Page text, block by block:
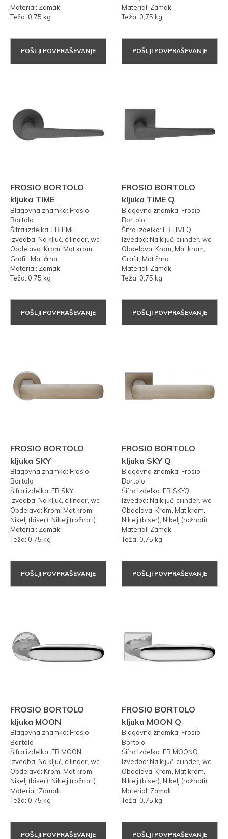
Material: Zamak
Teža: 0,75 kg
POŠLJI POVPRAŠEVANJE
Material: Zamak
Teža: 0,75 kg
POŠLJI POVPRAŠEVANJE
FROSIO BORTOLO
kljuka TIME
Blagovna znamka: Frosio
Bortolo
Šifra izdelka: FB.TIME
Izvedba: Na ključ, cilinder, wc
Obdelava: Krom, Mat krom,
Grafit, Mat črna
Material: Zamak
Teža: 0,75 kg
POŠLJI POVPRAŠEVANJE
FROSIO BORTOLO
kljuka TIME Q
Blagovna znamka: Frosio
Bortolo
Šifra izdelka: FB.TIMEQ
Izvedba: Na ključ, cilinder, wc
Obdelava: Krom, Mat krom,
Grafit, Mat črna
Material: Zamak
Teža: 0,75 kg
POŠLJI POVPRAŠEVANJE
FROSIO BORTOLO
kljuka SKY
Blagovna znamka: Frosio
Bortolo
Šifra izdelka: FB.SKY
Izvedba: Na ključ, cilinder, wc
Obdelava: Krom, Mat krom,
Nikelj (biser), Nikelj (rožnati)
Material: Zamak
Teža: 0,75 kg
POŠLJI POVPRAŠEVANJE
FROSIO BORTOLO
kljuka SKY Q
Blagovna znamka: Frosio
Bortolo
Šifra izdelka: FB.SKYQ
Izvedba: Na ključ, cilinder, wc
Obdelava: Krom, Mat krom,
Nikelj (biser), Nikelj (rožnati)
Material: Zamak
Teža: 0,75 kg
POŠLJI POVPRAŠEVANJE
FROSIO BORTOLO
kljuka MOON
Blagovna znamka: Frosio
Bortolo
Šifra izdelka: FB.MOON
Izvedba: Na ključ, cilinder, wc
Obdelava: Krom, Mat krom,
Nikelj (biser), Nikelj (rožnati)
Material: Zamak
Teža: 0,75 kg
POŠLJI POVPRAŠEVANJE
FROSIO BORTOLO
kljuka MOON Q
Blagovna znamka: Frosio
Bortolo
Šifra izdelka: FB.MOONQ
Izvedba: Na ključ, cilinder, wc
Obdelava: Krom, Mat krom,
Nikelj (biser), Nikelj (rožnati)
Material: Zamak
Teža: 0,75 kg
POŠLJI POVPRAŠEVANJE